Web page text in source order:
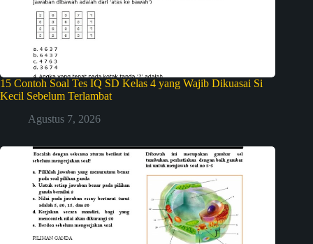
15 Contoh Soal Tes IQ SD Kelas 4 yang Wajib Dikuasai Si
Kecil Sebelum Terlambat
Agustus 7, 2026